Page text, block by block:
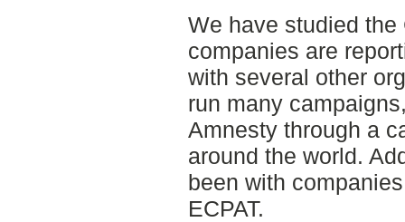
We have studied
companies are
with several other
run many
Amnesty through a
around the world.
been with
ECPAT.